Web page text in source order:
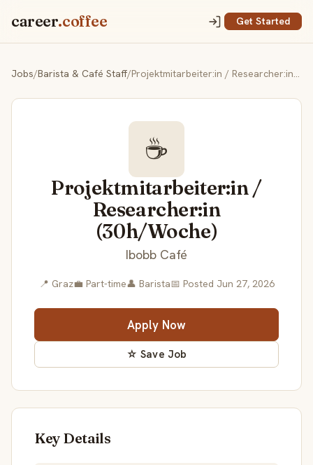
career.coffee Get Started
Jobs/Barista & Café Staff/ Projektmitarbeiter:in / Researcher:in (30h/Woche)
☕
Projektmitarbeiter:in /
Researcher:in
(30h/Woche)
Ibobb Café
📍 Graz💼 Part-time👤 Barista📅 Posted Jun 27, 2026
Apply Now
☆ Save Job
Key Details